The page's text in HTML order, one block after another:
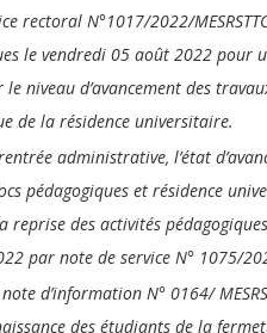
rectoral N°1017/2022/
le vendredi 05 août 2022 pour
niveau d’avancement des
de la résidence universitaire.
administrative, l’état
pédagogiques et résidence
des activités
par note de service N° 1075/
d’information N° 0164/
des étudiants de la